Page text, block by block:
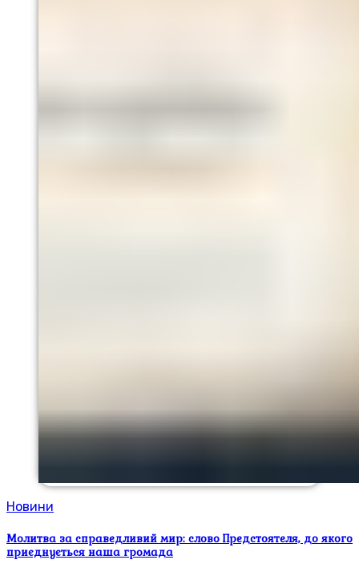
Новини
Молитва за справедливий мир: слово Предстоятеля, до якого
приєднується наша громада